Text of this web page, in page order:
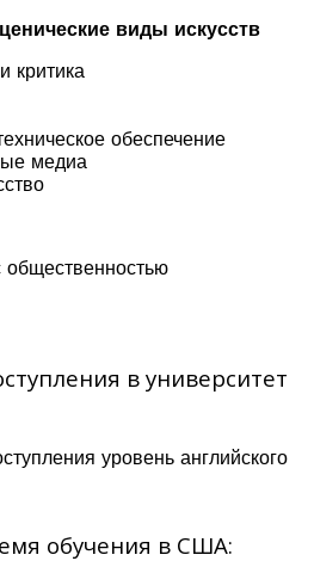
виды искусств
критика
обеспечение
медиа
общественностью
в университет
уровень английского
обучения в США: